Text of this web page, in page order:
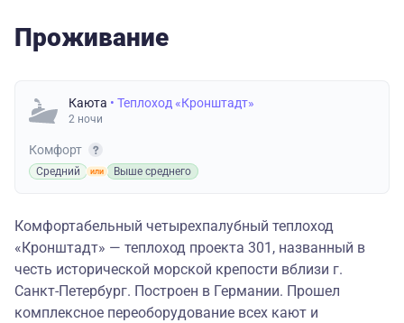
Проживание
Каюта • Теплоход «Кронштадт»
2 ночи
Комфорт
Средний Выше среднего
Комфортабельный четырехпалубный теплоход
«Кронштадт» — теплоход проекта 301, названный в
честь исторической морской крепости вблизи г.
Санкт-Петербург. Построен в Германии. Прошел
комплексное переоборудование всех кают и